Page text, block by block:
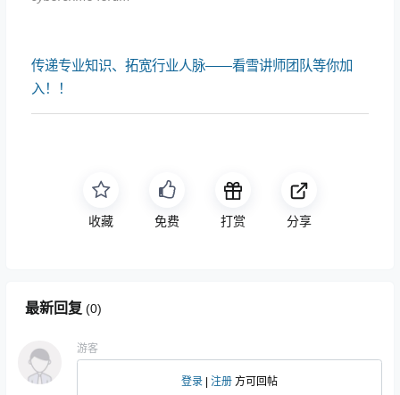
传递专业知识、拓宽行业人脉——看雪讲师团队等你加
入！！
收藏 免费 打赏 分享
最新回复 (0)
游客
登录 注册 方可回帖